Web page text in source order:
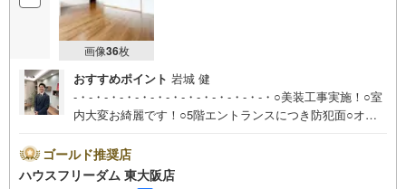
能！
4.物件のお引渡し後に必要になったお家のリフォームも弊社のリフォームプ
ランナーがご提案！
5.定期的にご連絡を繋ぎ、有事の際に迅速にサポートいたします
弊社は専門家同士が連携をとっているため、より多くの知見がございま
す。
画像36枚
おすすめポイント 岩城 健
-・-・-・-・-・-・-・-・-・-・-・-・-・○美装工事実施！○室
内大変お綺麗です！○5階エントランスにつき防犯面○オー
ンです！○南向きにつき暖かな陽光が差し込みます○周辺環
境・ファミリーマート東石切公園前店 徒歩9分（約670
ゴールド推奨店
ハウスフリーダム 東大阪店